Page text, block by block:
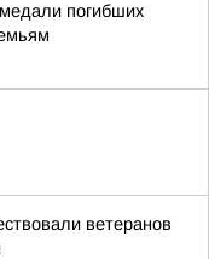
погибших
ветеранов